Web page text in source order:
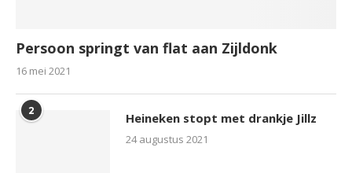
Persoon springt van flat aan Zijldonk
16 mei 2021
2 Heineken stopt met drankje Jillz
24 augustus 2021